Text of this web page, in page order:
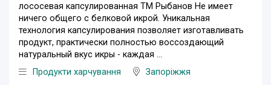
лососевая капсулированная ТМ Рыбанов Не имеет
ничего общего с белковой икрой. Уникальная
технология капсулирования позволяет изготавливать
продукт, практически полностью воссоздающий
натуральный вкус икры - каждая ...
Продукти харчування
Запоріжжя